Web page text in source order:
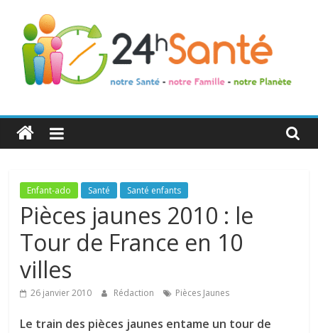
24h
Santé
La
santé
toute
famille
Enfant-ado Santé Santé enfants
Pièces jaunes 2010 : le
Tour de France en 10
villes
26 janvier 2010 Rédaction Pièces Jaunes
Le train des pièces jaunes entame un tour de